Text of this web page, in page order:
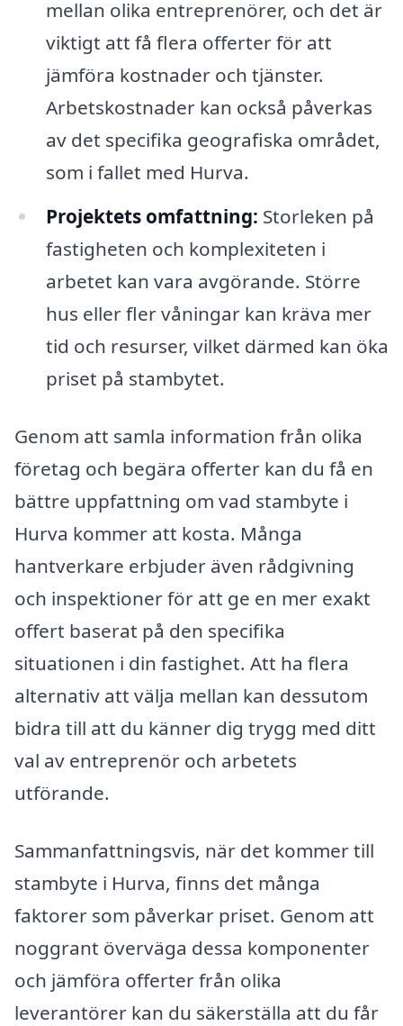
mellan olika entreprenörer, och det är
viktigt att få flera offerter för att
jämföra kostnader och tjänster.
Arbetskostnader kan också påverkas
av det specifika geografiska området,
som i fallet med Hurva.
Projektets omfattning: Storleken på
fastigheten och komplexiteten i
arbetet kan vara avgörande. Större
hus eller fler våningar kan kräva mer
tid och resurser, vilket därmed kan öka
priset på stambytet.
Genom att samla information från olika
företag och begära offerter kan du få en
bättre uppfattning om vad stambyte i
Hurva kommer att kosta. Många
hantverkare erbjuder även rådgivning
och inspektioner för att ge en mer exakt
offert baserat på den specifika
situationen i din fastighet. Att ha flera
alternativ att välja mellan kan dessutom
bidra till att du känner dig trygg med ditt
val av entreprenör och arbetets
utförande.
Sammanfattningsvis, när det kommer till
stambyte i Hurva, finns det många
faktorer som påverkar priset. Genom att
noggrant överväga dessa komponenter
och jämföra offerter från olika
leverantörer kan du säkerställa att du får